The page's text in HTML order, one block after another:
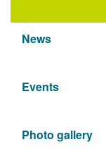
News
Events
Photo gallery